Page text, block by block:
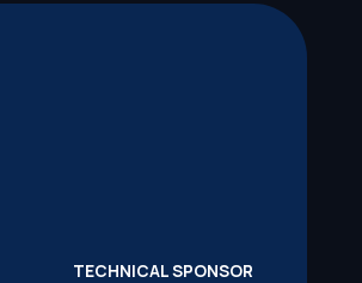
TECHNICAL SPONSOR